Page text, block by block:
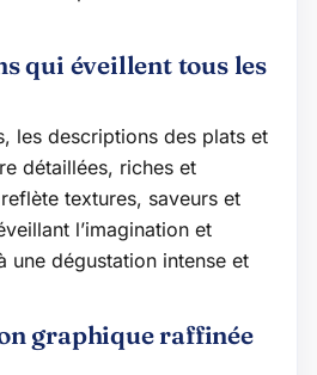
qui éveillent tous les
les descriptions des plats et
détaillées, riches et
textures, saveurs et
l’imagination et
une dégustation intense et
graphique raffinée